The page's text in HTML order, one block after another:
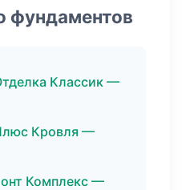
фундаментов
Классик —
Кровля —
Комплекс —